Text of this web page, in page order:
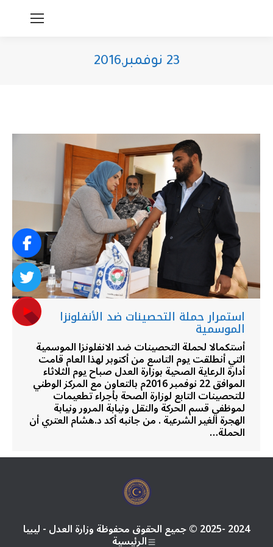
23 نوفمبر,2016
استمرار حملة التحصينات ضد الأنفلونزا
الموسمية
أستكمالا لحملة التحصينات ضد الانفلونزا الموسمية
التي أنطلقت يوم التاسع من أكتوبر لهذا العام قامت
أدارة الرعاية الصحية بوزارة العدل صباح يوم الثلاثاء
الموافق 22 نوفمبر 2016م بالتعاون مع المركز الوطني
للتحصينات التابع لوزارة الصحة بأجراء تطعيمات
لموظفي قسم الحركة والنقل ونيابة المرور ونيابة
الهجرة الغير الشرعية . من جانبه أكد د.هشام العتري أن
الحملة…
2024 -2025 © جميع الحقوق محفوظة وزارة العدل - ليبيا
الرئيسية